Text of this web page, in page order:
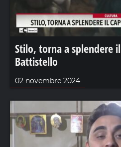
Stilo, torna a splendere
Battistello
02 novembre 2024